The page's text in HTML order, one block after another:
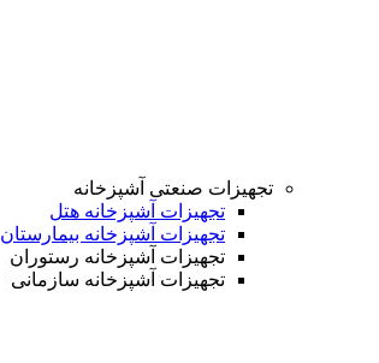
تجهیزات صنعتی آشپزخانه
تجهیزات آشپزخانه هتل
تجهیزات آشپزخانه بیمارستان
تجهیزات آشپزخانه رستوران
تجهیزات آشپزخانه سازمانی